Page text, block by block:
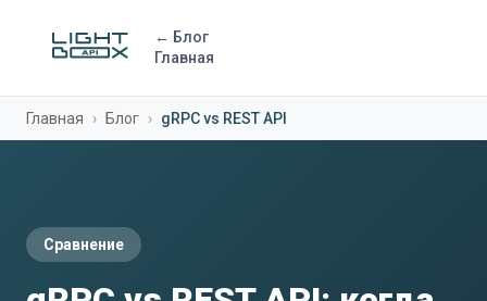
← Блог
Главная
Главная › Блог › gRPC vs REST API
Сравнение